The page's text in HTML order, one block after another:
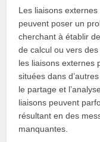
Les liaisons
peuvent poser un
cherchant à établir
de calcul ou vers des
les liaisons externes
situées dans
le partage et
liaisons peuvent
résultant en des
manquantes.